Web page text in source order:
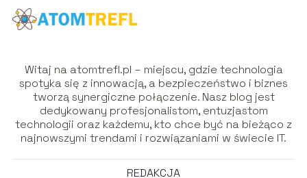
Witaj na atomtrefl.pl – miejscu, gdzie technologia
spotyka się z innowacją, a bezpieczeństwo i biznes
tworzą synergiczne połączenie. Nasz blog jest
dedykowany profesjonalistom, entuzjastom
technologii oraz każdemu, kto chce być na bieżąco z
najnowszymi trendami i rozwiązaniami w świecie IT.
REDAKCJA